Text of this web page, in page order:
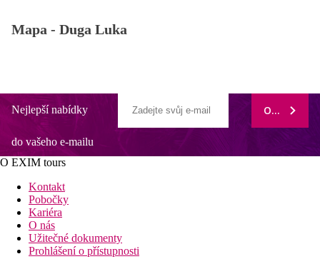
Mapa - Duga Luka
Nejlepší nabídky
do vašeho e-mailu
ODEBÍRAT
O EXIM tours
Kontakt
Pobočky
Kariéra
O nás
Užitečné dokumenty
Prohlášení o přístupnosti